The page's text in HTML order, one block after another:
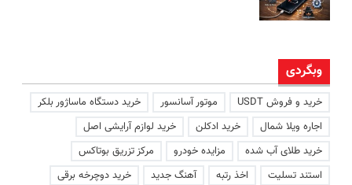
وبگردی
خرید و فروش USDT موتور آسانسور
خرید دستگاه ماساژور بلکر
اجاره ویلا شمال
خرید ادکلن
خرید لوازم آرایشی اصل
خرید طلای آب شده
مزایده خودرو
مرکز تزریق بوتاکس
استند تسلیت
اخذ رتبه آهنگ جدید
خرید دوچرخه برقی